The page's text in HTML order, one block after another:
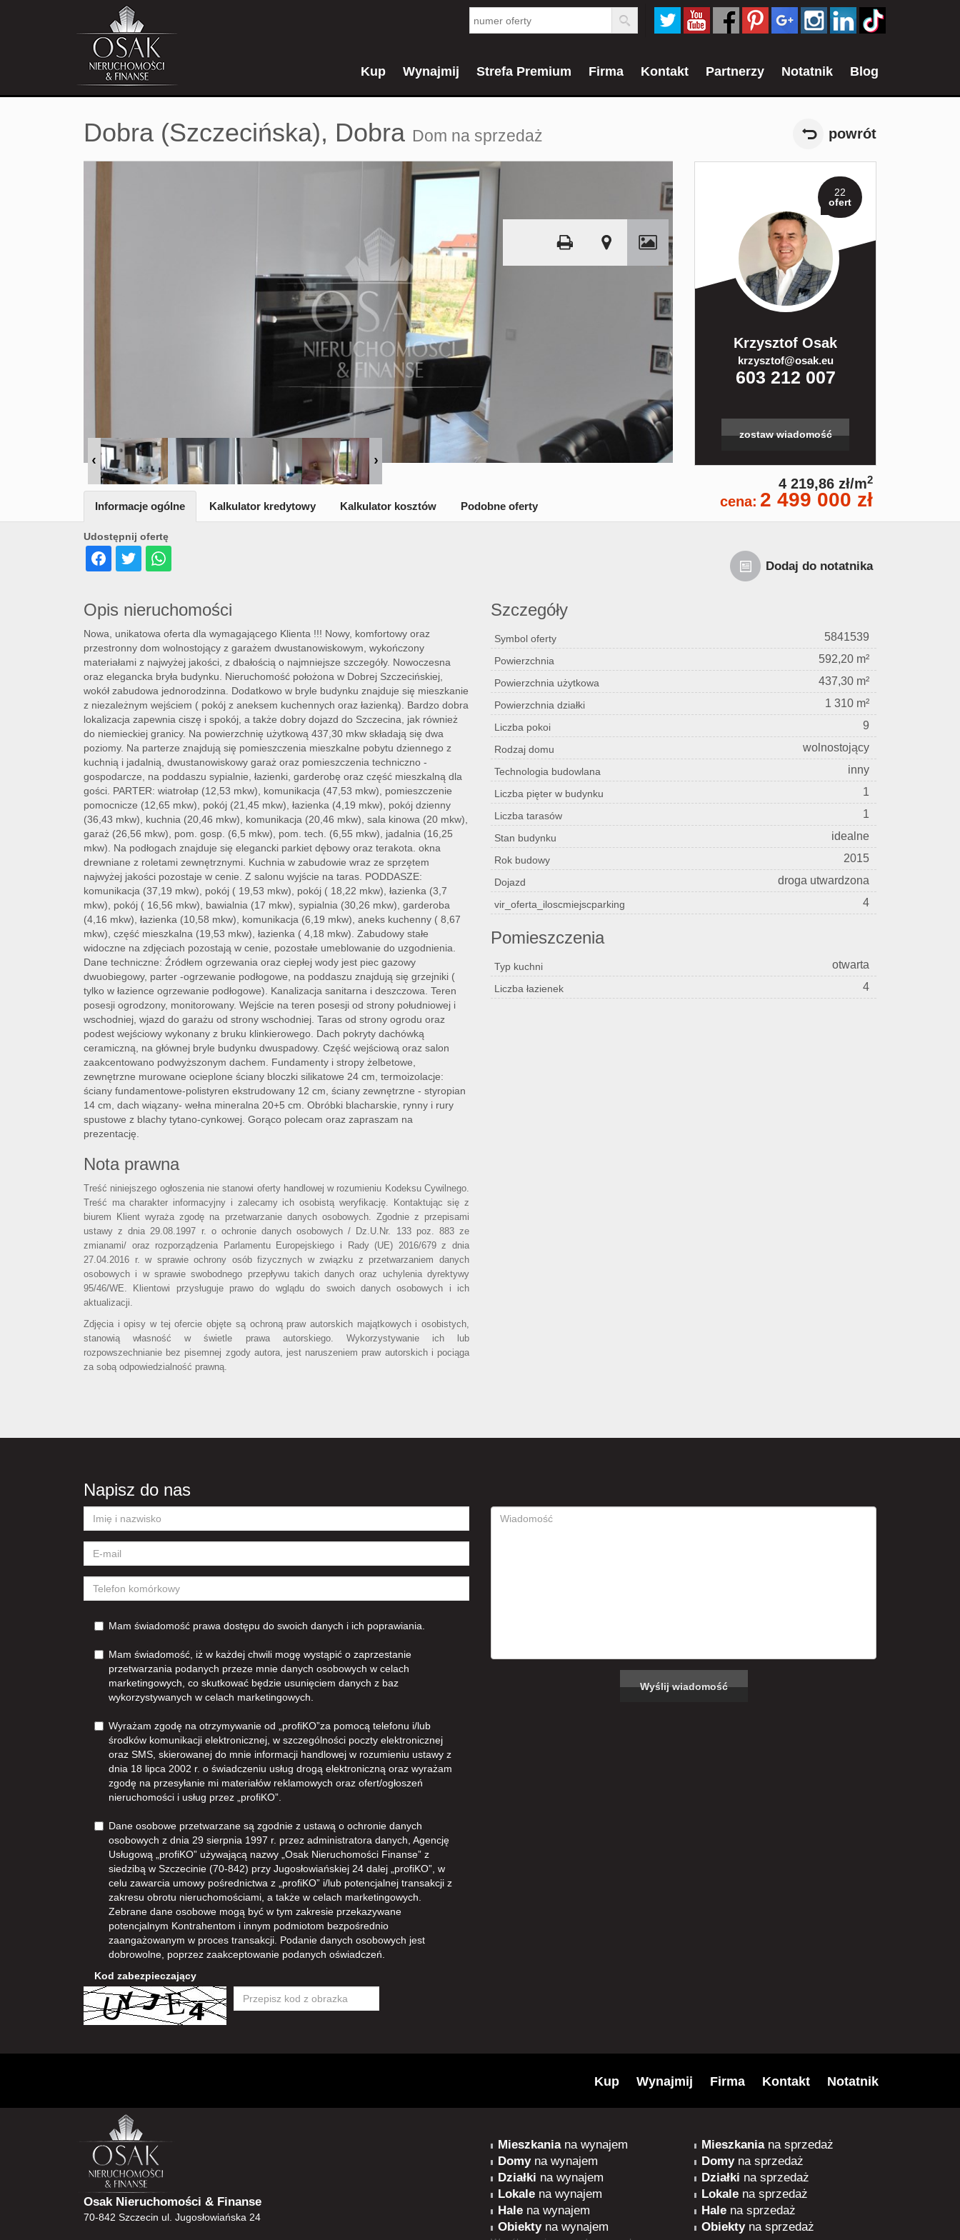
Kup Wynajmij Strefa Premium Firma Kontakt Partnerzy Notatnik Blog
Dobra (Szczecińska), Dobra Dom na sprzedaż powrót
22
ofert
Krzysztof Osak
krzysztof@osak.eu
603 212 007
zostaw wiadomość
4 219,86 zł/m2
cena: 2 499 000 zł
Dodaj do notatnika
Udostępnij ofertę
Informacje ogólne Kalkulator kredytowy Kalkulator kosztów Podobne oferty
Opis nieruchomości
Nowa, unikatowa oferta dla wymagającego Klienta !!! Nowy, komfortowy oraz
przestronny dom wolnostojący z garażem dwustanowiskowym, wykończony
materiałami z najwyżej jakości, z dbałością o najmniejsze szczegóły. Nowoczesna
oraz elegancka bryła budynku. Nieruchomość położona w Dobrej Szczecińskiej,
wokół zabudowa jednorodzinna. Dodatkowo w bryle budynku znajduje się mieszkanie
z niezależnym wejściem ( pokój z aneksem kuchennych oraz łazienką). Bardzo dobra
lokalizacja zapewnia ciszę i spokój, a także dobry dojazd do Szczecina, jak również
do niemieckiej granicy. Na powierzchnię użytkową 437,30 mkw składają się dwa
poziomy. Na parterze znajdują się pomieszczenia mieszkalne pobytu dziennego z
kuchnią i jadalnią, dwustanowiskowy garaż oraz pomieszczenia techniczno -
gospodarcze, na poddaszu sypialnie, łazienki, garderobę oraz część mieszkalną dla
gości. PARTER: wiatrołap (12,53 mkw), komunikacja (47,53 mkw), pomieszczenie
pomocnicze (12,65 mkw), pokój (21,45 mkw), łazienka (4,19 mkw), pokój dzienny
(36,43 mkw), kuchnia (20,46 mkw), komunikacja (20,46 mkw), sala kinowa (20 mkw),
garaż (26,56 mkw), pom. gosp. (6,5 mkw), pom. tech. (6,55 mkw), jadalnia (16,25
mkw). Na podłogach znajduje się elegancki parkiet dębowy oraz terakota. okna
drewniane z roletami zewnętrznymi. Kuchnia w zabudowie wraz ze sprzętem
najwyżej jakości pozostaje w cenie. Z salonu wyjście na taras. PODDASZE:
komunikacja (37,19 mkw), pokój ( 19,53 mkw), pokój ( 18,22 mkw), łazienka (3,7
mkw), pokój ( 16,56 mkw), bawialnia (17 mkw), sypialnia (30,26 mkw), garderoba
(4,16 mkw), łazienka (10,58 mkw), komunikacja (6,19 mkw), aneks kuchenny ( 8,67
mkw), część mieszkalna (19,53 mkw), łazienka ( 4,18 mkw). Zabudowy stałe
widoczne na zdjęciach pozostają w cenie, pozostałe umeblowanie do uzgodnienia.
Dane techniczne: Źródłem ogrzewania oraz ciepłej wody jest piec gazowy
dwuobiegowy, parter -ogrzewanie podłogowe, na poddaszu znajdują się grzejniki (
tylko w łazience ogrzewanie podłogowe). Kanalizacja sanitarna i deszczowa. Teren
posesji ogrodzony, monitorowany. Wejście na teren posesji od strony południowej i
wschodniej, wjazd do garażu od strony wschodniej. Taras od strony ogrodu oraz
podest wejściowy wykonany z bruku klinkierowego. Dach pokryty dachówką
ceramiczną, na głównej bryle budynku dwuspadowy. Część wejściową oraz salon
zaakcentowano podwyższonym dachem. Fundamenty i stropy żelbetowe,
zewnętrzne murowane ocieplone ściany bloczki silikatowe 24 cm, termoizolacje:
ściany fundamentowe-polistyren ekstrudowany 12 cm, ściany zewnętrzne - styropian
14 cm, dach wiązany- wełna mineralna 20+5 cm. Obróbki blacharskie, rynny i rury
spustowe z blachy tytano-cynkowej. Gorąco polecam oraz zapraszam na
prezentację.
Nota prawna
Treść niniejszego ogłoszenia nie stanowi oferty handlowej w rozumieniu Kodeksu Cywilnego.
Treść ma charakter informacyjny i zalecamy ich osobistą weryfikację. Kontaktując się z
biurem Klient wyraża zgodę na przetwarzanie danych osobowych. Zgodnie z przepisami
ustawy z dnia 29.08.1997 r. o ochronie danych osobowych / Dz.U.Nr. 133 poz. 883 ze
zmianami/ oraz rozporządzenia Parlamentu Europejskiego i Rady (UE) 2016/679 z dnia
27.04.2016 r. w sprawie ochrony osób fizycznych w związku z przetwarzaniem danych
osobowych i w sprawie swobodnego przepływu takich danych oraz uchylenia dyrektywy
95/46/WE. Klientowi przysługuje prawo do wglądu do swoich danych osobowych i ich
aktualizacji.
Zdjęcia i opisy w tej ofercie objęte są ochroną praw autorskich majątkowych i osobistych,
stanowią własność w świetle prawa autorskiego. Wykorzystywanie ich lub
rozpowszechnianie bez pisemnej zgody autora, jest naruszeniem praw autorskich i pociąga
za sobą odpowiedzialność prawną.
Szczegóły
Symbol oferty 5841539
Powierzchnia 592,20 m²
Powierzchnia użytkowa 437,30 m²
Powierzchnia działki 1 310 m²
Liczba pokoi 9
Rodzaj domu wolnostojący
Technologia budowlana inny
Liczba pięter w budynku 1
Liczba tarasów 1
Stan budynku idealne
Rok budowy 2015
Dojazd droga utwardzona
vir_oferta_iloscmiejscparking 4
Pomieszczenia
Typ kuchni otwarta
Liczba łazienek 4
Napisz do nas
Mam świadomość prawa dostępu do swoich danych i ich poprawiania.
Mam świadomość, iż w każdej chwili mogę wystąpić o zaprzestanie
przetwarzania podanych przeze mnie danych osobowych w celach
marketingowych, co skutkować będzie usunięciem danych z baz
wykorzystywanych w celach marketingowych.
Wyrażam zgodę na otrzymywanie od „profiKO”za pomocą telefonu i/lub
środków komunikacji elektronicznej, w szczególności poczty elektronicznej
oraz SMS, skierowanej do mnie informacji handlowej w rozumieniu ustawy z
dnia 18 lipca 2002 r. o świadczeniu usług drogą elektroniczną oraz wyrażam
zgodę na przesyłanie mi materiałów reklamowych oraz ofert/ogłoszeń
nieruchomości i usług przez „profiKO”.
Dane osobowe przetwarzane są zgodnie z ustawą o ochronie danych
osobowych z dnia 29 sierpnia 1997 r. przez administratora danych, Agencję
Usługową „profiKO” używającą nazwy „Osak Nieruchomości Finanse” z
siedzibą w Szczecinie (70-842) przy Jugosłowiańskiej 24 dalej „profiKO”, w
celu zawarcia umowy pośrednictwa z „profiKO” i/lub potencjalnej transakcji z
zakresu obrotu nieruchomościami, a także w celach marketingowych.
Zebrane dane osobowe mogą być w tym zakresie przekazywane
potencjalnym Kontrahentom i innym podmiotom bezpośrednio
zaangażowanym w proces transakcji. Podanie danych osobowych jest
dobrowolne, poprzez zaakceptowanie podanych oświadczeń.
Kod zabezpieczający
Kup Wynajmij Firma Kontakt Notatnik
Osak Nieruchomości & Finanse
70-842 Szczecin ul. Jugosłowiańska 24
Mieszkaniana wynajem
Domyna wynajem
Działki na wynajem
Lokale na wynajem
Hale na wynajem
Obiektyna wynajem
Mieszkaniana sprzedaż
Domyna sprzedaż
Działki na sprzedaż
Lokale na sprzedaż
Hale na sprzedaż
Obiektyna sprzedaż